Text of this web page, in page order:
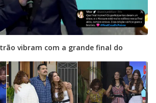
vibram com a grande final do